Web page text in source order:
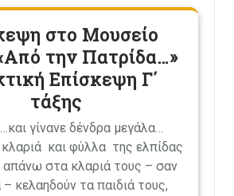
στο Μουσείο
την Πατρίδα…»
Επίσκεψη Γ΄
τάξης
γίνανε δένδρα μεγάλα…
και φύλλα της ελπίδας
απάνω στα κλαριά τους – σαν
– κελαηδούν τα παιδιά τους,